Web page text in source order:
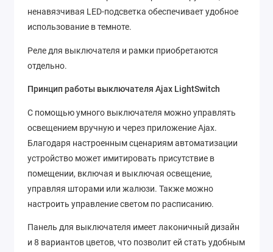
ненавязчивая LED-подсветка обеспечивает удобное
использование в темноте.
Реле для выключателя и рамки приобретаются
отдельно.
Принцип работы выключателя Ajax LightSwitch
С помощью умного выключателя можно управлять
освещением вручную и через приложение Ajax.
Благодаря настроенным сценариям автоматизации
устройство может имитировать присутствие в
помещении, включая и выключая освещение,
управляя шторами или жалюзи. Также можно
настроить управление светом по расписанию.
Панель для выключателя имеет лаконичный дизайн
и 8 вариантов цветов, что позволит ей стать удобным